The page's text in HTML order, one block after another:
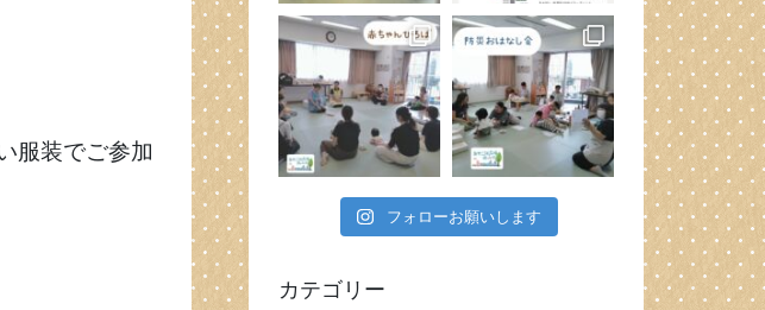
服装でご参加
フォローお願いします
カテゴリー